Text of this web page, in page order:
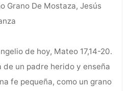
Grano De Mostaza, Jesús
de hoy, Mateo 17,14-20.
de un padre herido y enseña
fe pequeña, como un grano